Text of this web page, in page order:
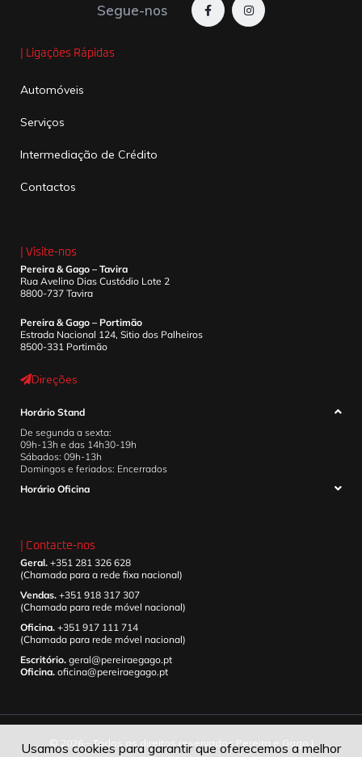
Segue-nos
| Ligações Rápidas
Automóveis
Serviços
Intermediação de Crédito
Contactos
| Visite-nos
Pereira & Gago – Tavira
Rua Avelino Dias Custódio Lote 2
8800-737 Tavira
Pereira & Gago – Portimão
Estrada Nacional 124, Sitio dos Palheiros
8500-331 Portimão
Direções
Horário Stand
De segunda a sexta:
09h-13h e das 14h30-19h
Sábados: 09h-13h
Domingos e feriados: Encerrados
Horário Oficina
| Contacte-nos
Geral. +351 281 326 628
(Chamada para a rede fixa nacional)
Vendas. +351 918 317 307
(Chamada para rede móvel nacional)
Oficina. +351 917 111 714
(Chamada para rede móvel nacional)
Escritório. geral@pereiraegago.pt
Oficina. oficina@pereiraegago.pt
© 2026 – Todos os direitos reservados Pereira e Gago |
Usamos cookies para garantir que oferecemos a melhor